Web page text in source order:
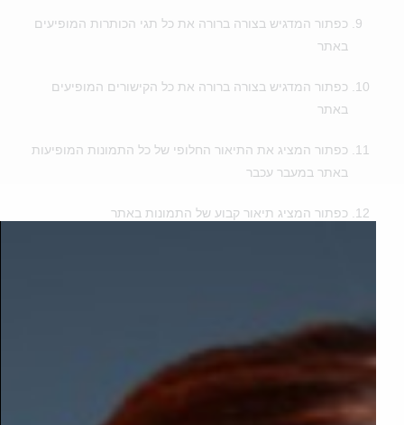
כפתור המדגיש בצורה ברורה את כל תגי הכותרות המופיעים
באתר
כפתור המדגיש בצורה ברורה את כל הקישורים המופיעים
באתר
כפתור המציג את התיאור החלופי של כל התמונות המופיעות
באתר במעבר עכבר
כפתור המציג תיאור קבוע של התמונות באתר
כפתור הקטנת גודל הגופנים באתר
כפתור הקטנת כל התצוגה לכ־70%